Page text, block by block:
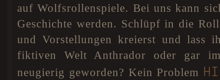
eine interaktive Karte. Dies bedeutet, dass ihr euren
Wolf absofort selbst auf unserer Karte positionieren
befindet. Als besonderes Add-on könnt ihr in eurem
Profil sogar eine Farbe für euren Pin wählen! Dafür
wurde extra ein Colorpicker im Nutzerprofil eingebaut.
HIER
auf Wolfsrollenspiele. Bei uns kann
Geschichte werden. Schlüpf in die
und Vorstellungen kreierst und lass
fiktiven Welt Anthrador oder gar
neugierig geworden? Kein Problem